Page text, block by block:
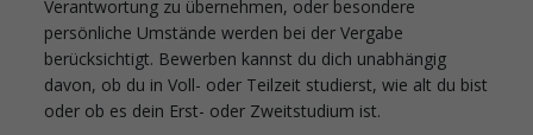
Verantwortung zu übernehmen, oder besondere
persönliche Umstände werden bei der Vergabe
berücksichtigt. Bewerben kannst du dich unabhängig
davon, ob du in Voll- oder Teilzeit studierst, wie alt du bist
oder ob es dein Erst- oder Zweitstudium ist.